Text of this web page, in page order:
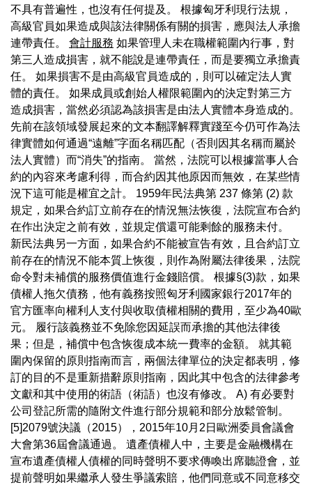
不具有普遍性，也沒有任何提及。 根據匈牙利現行法規，
高級官員如果造成與該法律關係有關的損害，應與法人承擔
連帶責任。 會計服務 如果管理人未在職權範圍內行事，對
第三人造成損害，就不能說是連帶責任，而是要獨立承擔責
任。 如果損害不是由高級官員造成的，則可以確定法人實
體的責任。 如果成員或創始人權限範圍內的決定對第三方
造成損害，當然必須認為該損害是由法人實體本身造成的。
先前在該領域發展起來的文本翻譯解釋實踐至今仍可作為法
律實體如何通過“遠離”字面名稱匹配（否則因其名稱而屬於
法人實體）而“消失”的指南。 當然，法院可以根據當事人合
約的內容來考慮利得，而合約因其他原因而無效，在某些情
況下這可能是權宜之計。 1959年民法典第 237 條第 (2) 款
規定，如果合約訂立前存在的情況無法恢復，法院宣布合約
在作出決定之前有效，並規定償還可能剩餘的服務未付。
新民法典另一方面，如果合約不能被宣告有效，且合約訂立
前存在的情況不能本質上恢復，則作為附屬法律後果，法院
命令對未補償的服務價值進行金錢賠償。 根據§(3)款，如果
債權人拖欠債務，他有義務按照匈牙利國家銀行2017年的
官方匯率向權利人支付與收取債權相關的費用，至少為40歐
元。 履行該義務並不免除您因延誤而承擔的其他法律後
果；但是，補償中包含恢復成本統一費率的金額。 就其範
圍內保留的原則指南而言，兩個法律單位的決定都表明，修
訂的目的不是重新措辭原則指南，因此其中包含的法律參考
文獻和其中使用的術語（術語）也沒有修改。 A) 有必要對
公司登記所需的隨附文件進行部分規範和部分放鬆管制。
[5]2079號決議（2015），2015年10月2日歐洲委員會議會
大會第36屆會議通過。 遺產債權人中，主要是金融機構在
宣布遺產債權人債權的同時聲明不要求傳喚出席聽證會，並
提前聲明如果繼承人發生爭議索賠，他們同意或不同意移交